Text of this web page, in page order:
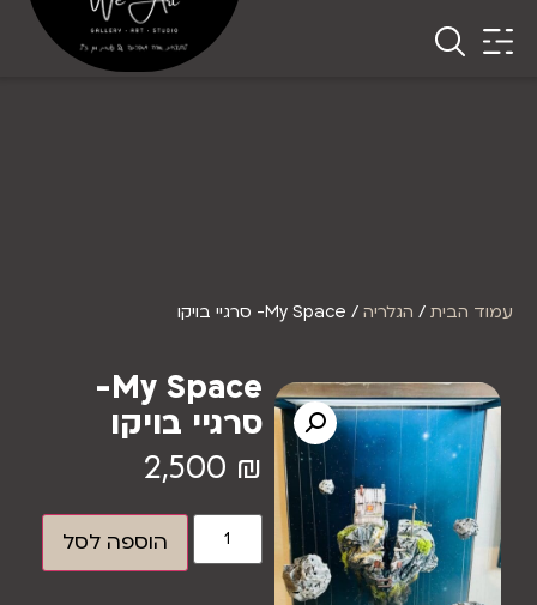
עמוד הבית / הגלריה / My Space- סרגיי בויקו
My Space-
סרגיי בויקו
2,500 ₪
הוספה לסל